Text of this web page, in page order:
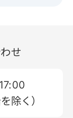
せ
除く）